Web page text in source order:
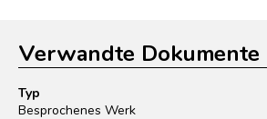
Verwandte Dokumente
Typ
Besprochenes Werk